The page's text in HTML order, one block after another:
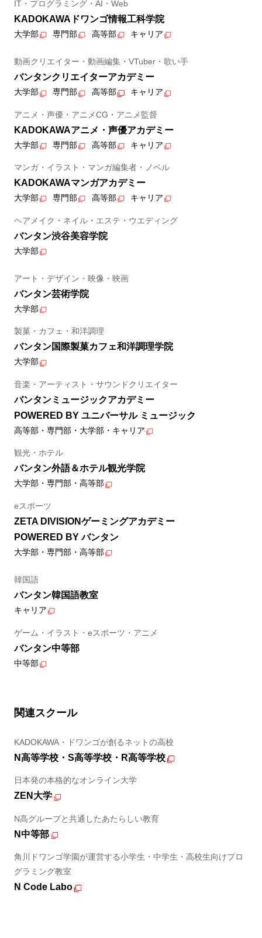
IT・プログラミング・AI・Web
KADOKAWAドワンゴ情報工科学院
大学部 専門部 高等部 キャリア
動画クリエイター・動画編集・VTuber・歌い手
バンタンクリエイターアカデミー
大学部 専門部 高等部 キャリア
アニメ・声優・アニメCG・アニメ監督
KADOKAWAアニメ・声優アカデミー
大学部 専門部 高等部 キャリア
マンガ・イラスト・マンガ編集者・ノベル
KADOKAWAマンガアカデミー
大学部 専門部 高等部 キャリア
ヘアメイク・ネイル・エステ・ウエディング
バンタン渋谷美容学院
大学部
アート・デザイン・映像・映画
バンタン芸術学院
大学部
製菓・カフェ・和洋調理
バンタン国際製菓カフェ和洋調理学院
大学部
音楽・アーティスト・サウンドクリエイター
バンタンミュージックアカデミー
POWERED BY ユニバーサル ミュージック
高等部・専門部・大学部・キャリア
観光・ホテル
バンタン外語＆ホテル観光学院
大学部・専門部・高等部
eスポーツ
ZETA DIVISIONゲーミングアカデミー
POWERED BY バンタン
大学部・専門部・高等部
韓国語
バンタン韓国語教室
キャリア
ゲーム・イラスト・eスポーツ・アニメ
バンタン中等部
中等部
関連スクール
KADOKAWA・ドワンゴが創るネットの高校
N高等学校・S高等学校・R高等学校
日本発の本格的なオンライン大学
ZEN大学
N高グループと共通したあたらしい教育
N中等部
角川ドワンゴ学園が運営する小学生・中学生・高校生向けプロ
グラミング教室
N Code Labo